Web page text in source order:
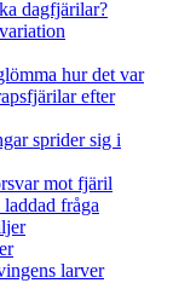
dagfjärilar?
hur det var
efter
sprider sig i
mot fjäril
fråga
larver